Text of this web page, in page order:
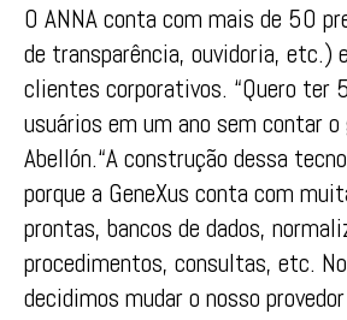
O ANNA conta com mais de 50
de transparência, ouvidoria, etc.)
clientes corporativos. “Quero ter
usuários em um ano sem contar o
Abellón.“A construção dessa
porque a GeneXus conta com
prontas, bancos de dados,
procedimentos, consultas, etc.
decidimos mudar o nosso